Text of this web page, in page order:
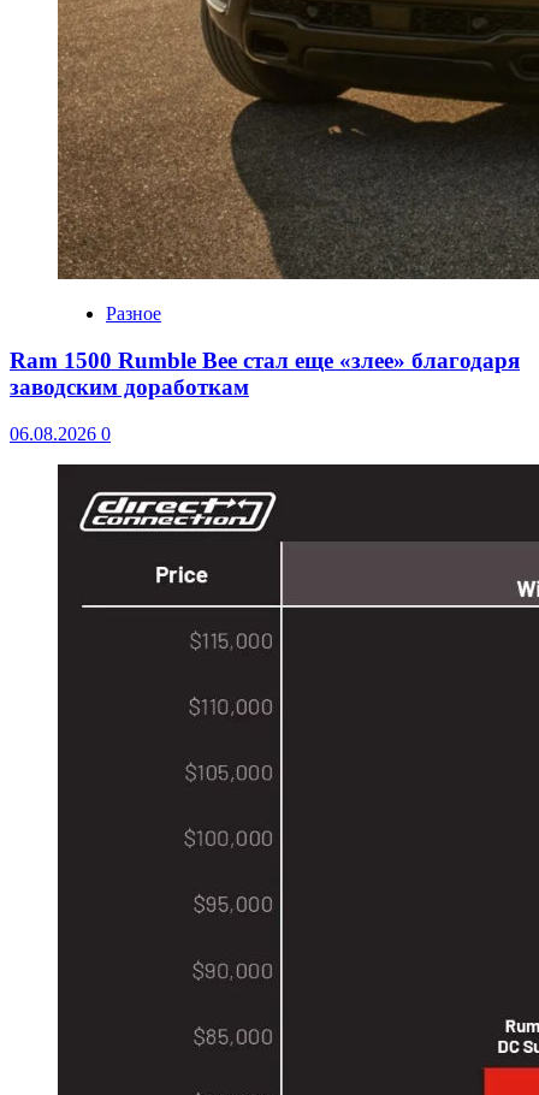
Разное
Ram 1500 Rumble Bee стал еще «злее» благодаря
заводским доработкам
06.08.2026 0